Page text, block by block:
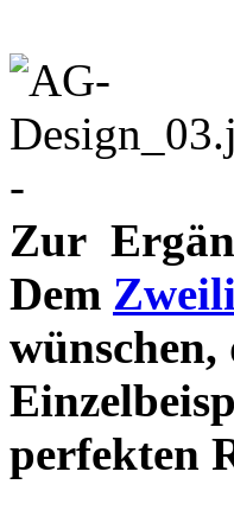
-
Zur
Dem